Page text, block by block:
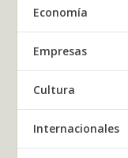
Economía
Empresas
Cultura
Internacionales